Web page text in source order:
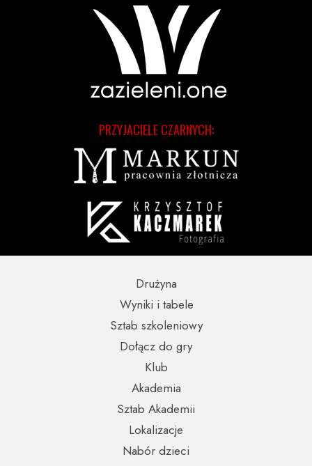
PRZYJACIELE CZARNYCH:
Nabór dzieci
Wyniki i tabele
Lokalizacje
Sztab szkoleniowy
Sztab Akademii
Dołącz do gry
Drużyna
Akademia
Klub